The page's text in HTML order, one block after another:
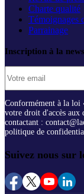
Charte qualité
Témoignages
Parrainage
Inscription à la
Conformément à la loi
votre droit d'accès aux
contactant :
politique de
Suivez nous sur